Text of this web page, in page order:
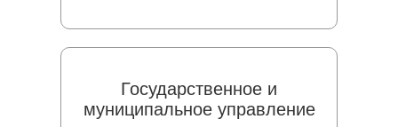
Государственное и
муниципальное управление